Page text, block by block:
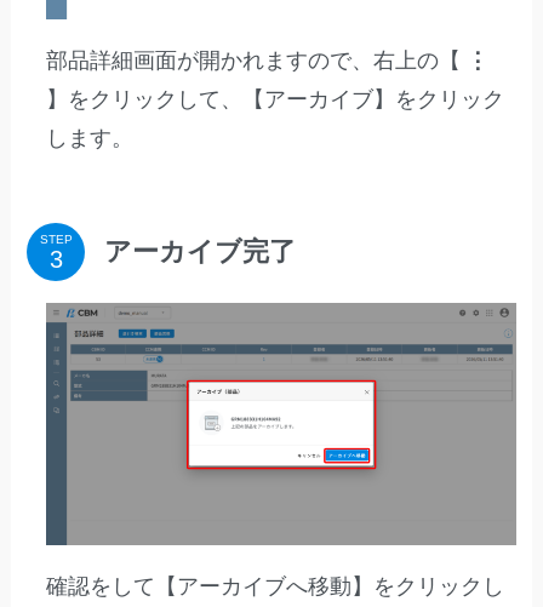
部品詳細画面が開かれますので、右上の【
⋮
】をクリックして、【アーカイブ】をクリック
します。
STEP アーカイブ完了
確認をして【アーカイブへ移動】をクリックし